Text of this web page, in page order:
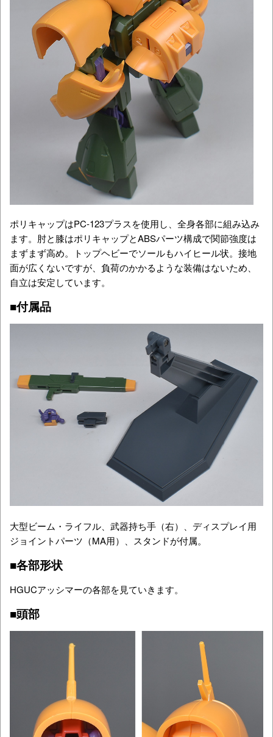
ポリキャップはPC-123プラスを使用し、全身各部に組み込み
ます。肘と膝はポリキャップとABSパーツ構成で関節強度は
まずまず高め。トップヘビーでソールもハイヒール状。接地
面が広くないですが、負荷のかかるような装備はないため、
自立は安定しています。
■付属品
大型ビーム・ライフル、武器持ち手（右）、ディスプレイ用
ジョイントパーツ（MA用）、スタンドが付属。
■各部形状
HGUCアッシマーの各部を見ていきます。
■頭部